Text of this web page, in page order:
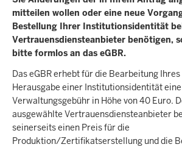
mitteilen wollen oder eine neue
Bestellung Ihrer Institutionsidentität
Vertrauensdiensteanbieter benötigen,
bitte formlos an das eGBR.
Das eGBR erhebt für die Bearbeitung
Herausgabe einer Institutionsidentität eine
Verwaltungsgebühr in Höhe von 40 Euro.
ausgewählte Vertrauensdiensteanbieter
seinerseits einen Preis für die
Produktion/Zertifikatserstellung und die